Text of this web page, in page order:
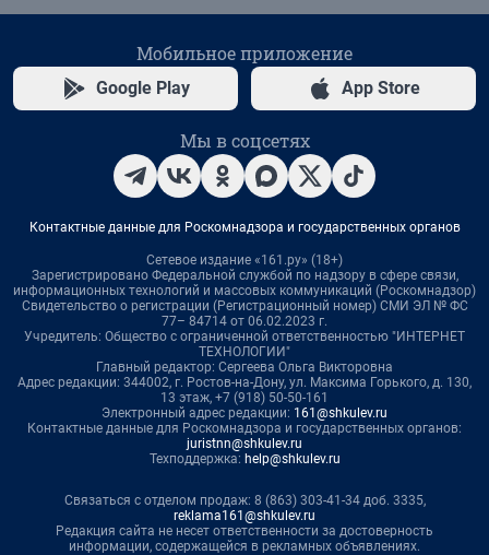
Мобильное приложение
Google Play App Store
Мы в соцсетях
Контактные данные для Роскомнадзора и государственных органов
Сетевое издание «161.ру» (18+)
Зарегистрировано Федеральной службой по надзору в сфере связи,
информационных технологий и массовых коммуникаций (Роскомнадзор)
Свидетельство о регистрации (Регистрационный номер) СМИ ЭЛ № ФС
77– 84714 от 06.02.2023 г.
Учредитель: Общество с ограниченной ответственностью "ИНТЕРНЕТ
ТЕХНОЛОГИИ"
Главный редактор: Сергеева Ольга Викторовна
Адрес редакции: 344002, г. Ростов-на-Дону, ул. Максима Горького, д. 130,
13 этаж, +7 (918) 50-50-161
Электронный адрес редакции: 161@shkulev.ru
Контактные данные для Роскомнадзора и государственных органов:
juristnn@shkulev.ru
Техподдержка: help@shkulev.ru
Связаться с отделом продаж: 8 (863) 303-41-34 доб. 3335,
reklama161@shkulev.ru
Редакция сайта не несет ответственности за достоверность
информации, содержащейся в рекламных объявлениях.